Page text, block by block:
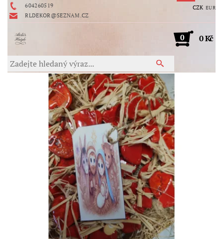
604260519
RLDEKOR@SEZNAM.CZ
CZK EUR
0 0 Kč